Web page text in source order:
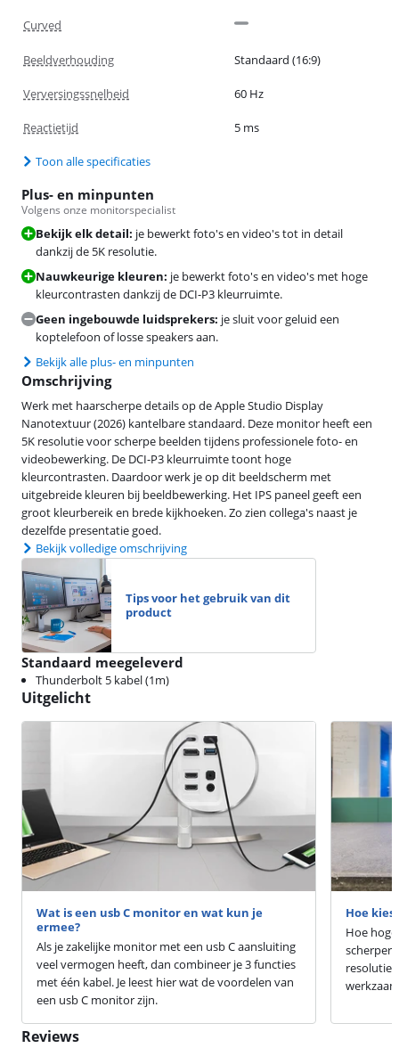
Curved
Beeldverhouding Standaard (16:9)
Verversingssnelheid 60 Hz
Reactietijd 5 ms
Toon alle specificaties
Plus- en minpunten
Volgens onze monitorspecialist
Bekijk elk detail: je bewerkt foto's en video's tot in detail
dankzij de 5K resolutie.
Nauwkeurige kleuren: je bewerkt foto's en video's met hoge
kleurcontrasten dankzij de DCI-P3 kleurruimte.
Geen ingebouwde luidsprekers: je sluit voor geluid een
koptelefoon of losse speakers aan.
Bekijk alle plus- en minpunten
Omschrijving
Werk met haarscherpe details op de Apple Studio Display
Nanotextuur (2026) kantelbare standaard. Deze monitor heeft een
5K resolutie voor scherpe beelden tijdens professionele foto- en
videobewerking. De DCI-P3 kleurruimte toont hoge
kleurcontrasten. Daardoor werk je op dit beeldscherm met
uitgebreide kleuren bij beeldbewerking. Het IPS paneel geeft een
groot kleurbereik en brede kijkhoeken. Zo zien collega's naast je
dezelfde presentatie goed.
Bekijk volledige omschrijving
Tips voor het gebruik van dit
product
Standaard meegeleverd
Thunderbolt 5 kabel (1m)
Uitgelicht
Wat is een usb C monitor en wat kun je
ermee?
Als je zakelijke monitor met een usb C aansluiting
veel vermogen heeft, dan combineer je 3 functies
met één kabel. Je leest hier wat de voordelen van
een usb C monitor zijn.
Hoe
Hoe
scherper
resolutie
Reviews